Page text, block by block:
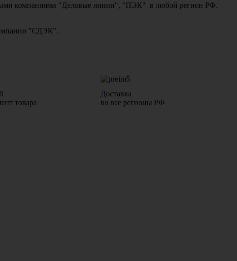
компаниями "Деловые линии", "ПЭК" в любой регион РФ.
"СДЭК".
товара
Доставка
во все регионы РФ